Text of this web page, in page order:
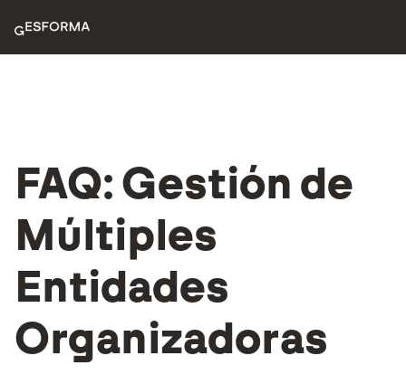
FAQ: Gestión de
Múltiples
Entidades
Organizadoras